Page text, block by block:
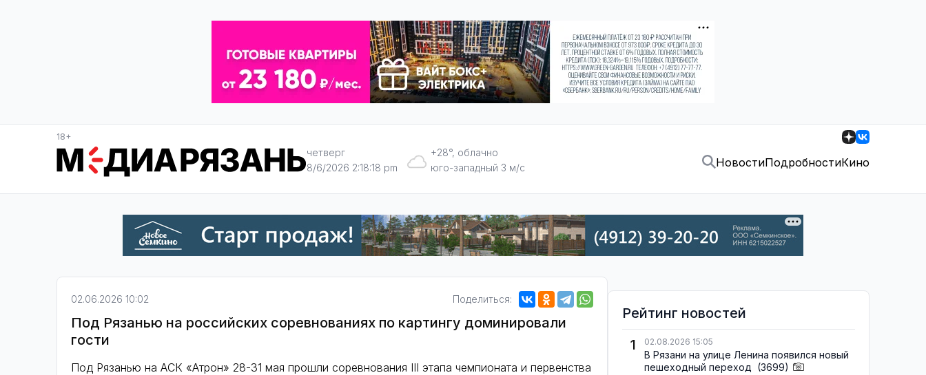
18+
четверг
8/6/2026 2:18:19 pm
+28°, облачно
юго-западный 3 м/с
НовостиПодробностиКино
02.06.2026 10:02 Поделиться:
Под Рязанью на российских соревнованиях по картингу доминировали
гости
Под Рязанью на АСК «Атрон» 28-31 мая прошли соревнования III этапа чемпионата и первенства
Рейтинг новостей
1
02.08.2026 15:05
В Рязани на улице Ленина появился новый
пешеходный переход (3699)